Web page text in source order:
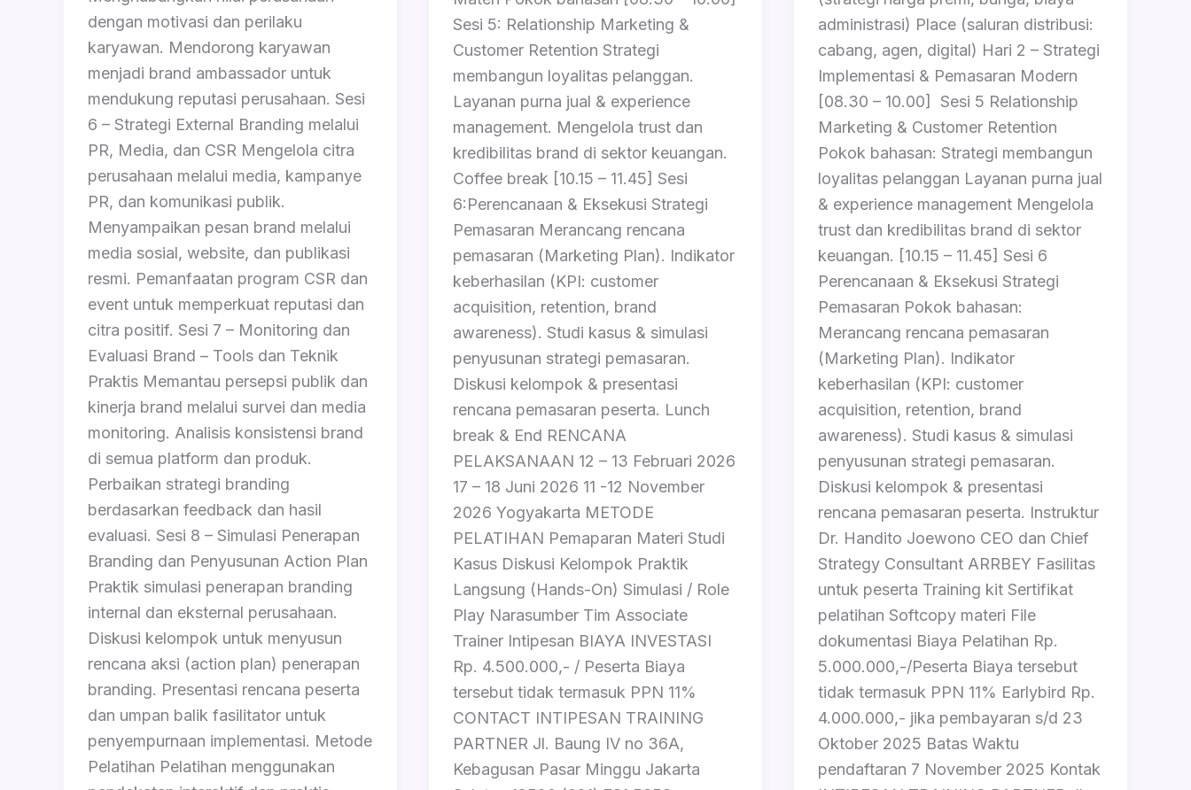
dengan motivasi dan perilaku
karyawan. Mendorong karyawan
menjadi brand ambassador untuk
mendukung reputasi perusahaan. Sesi
6 – Strategi External Branding melalui
PR, Media, dan CSR Mengelola citra
perusahaan melalui media, kampanye
PR, dan komunikasi publik.
Menyampaikan pesan brand melalui
media sosial, website, dan publikasi
resmi. Pemanfaatan program CSR dan
event untuk memperkuat reputasi dan
citra positif. Sesi 7 – Monitoring dan
Evaluasi Brand – Tools dan Teknik
Praktis Memantau persepsi publik dan
kinerja brand melalui survei dan media
monitoring. Analisis konsistensi brand
di semua platform dan produk.
Perbaikan strategi branding
berdasarkan feedback dan hasil
evaluasi. Sesi 8 – Simulasi Penerapan
Branding dan Penyusunan Action Plan
Praktik simulasi penerapan branding
internal dan eksternal perusahaan.
Diskusi kelompok untuk menyusun
rencana aksi (action plan) penerapan
branding. Presentasi rencana peserta
dan umpan balik fasilitator untuk
penyempurnaan implementasi. Metode
Pelatihan Pelatihan menggunakan
Sesi 5: Relationship Marketing &
Customer Retention Strategi
membangun loyalitas pelanggan.
Layanan purna jual & experience
management. Mengelola trust dan
kredibilitas brand di sektor keuangan.
Coffee break [10.15 – 11.45] Sesi
6:Perencanaan & Eksekusi Strategi
Pemasaran Merancang rencana
pemasaran (Marketing Plan). Indikator
keberhasilan (KPI: customer
acquisition, retention, brand
awareness). Studi kasus & simulasi
penyusunan strategi pemasaran.
Diskusi kelompok & presentasi
rencana pemasaran peserta. Lunch
break & End RENCANA
PELAKSANAAN 12 – 13 Februari 2026
17 – 18 Juni 2026 11 -12 November
2026 Yogyakarta METODE
PELATIHAN Pemaparan Materi Studi
Kasus Diskusi Kelompok Praktik
Langsung (Hands-On) Simulasi / Role
Play Narasumber Tim Associate
Trainer Intipesan BIAYA INVESTASI
Rp. 4.500.000,- / Peserta Biaya
tersebut tidak termasuk PPN 11%
CONTACT INTIPESAN TRAINING
PARTNER Jl. Baung IV no 36A,
Kebagusan Pasar Minggu Jakarta
administrasi) Place (saluran distribusi:
cabang, agen, digital) Hari 2 – Strategi
Implementasi & Pemasaran Modern
[08.30 – 10.00] Sesi 5 Relationship
Marketing & Customer Retention
Pokok bahasan: Strategi membangun
loyalitas pelanggan Layanan purna jual
& experience management Mengelola
trust dan kredibilitas brand di sektor
keuangan. [10.15 – 11.45] Sesi 6
Perencanaan & Eksekusi Strategi
Pemasaran Pokok bahasan:
Merancang rencana pemasaran
(Marketing Plan). Indikator
keberhasilan (KPI: customer
acquisition, retention, brand
awareness). Studi kasus & simulasi
penyusunan strategi pemasaran.
Diskusi kelompok & presentasi
rencana pemasaran peserta. Instruktur
Dr. Handito Joewono CEO dan Chief
Strategy Consultant ARRBEY Fasilitas
untuk peserta Training kit Sertifikat
pelatihan Softcopy materi File
dokumentasi Biaya Pelatihan Rp.
5.000.000,-/Peserta Biaya tersebut
tidak termasuk PPN 11% Earlybird Rp.
4.000.000,- jika pembayaran s/d 23
Oktober 2025 Batas Waktu
pendaftaran 7 November 2025 Kontak